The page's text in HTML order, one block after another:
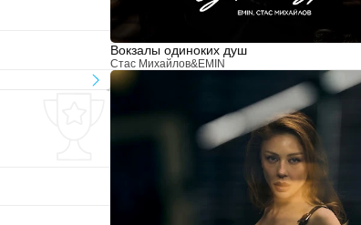
Вокзалы одиноких душ
Стас Михайлов&EMIN